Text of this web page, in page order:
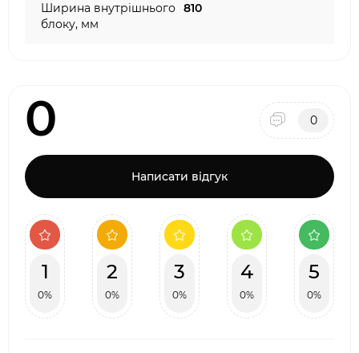
Ширина внутрішнього
блоку, мм
810
0 0
Написати відгук
1
0%
2
0%
3
0%
4
0%
5
0%